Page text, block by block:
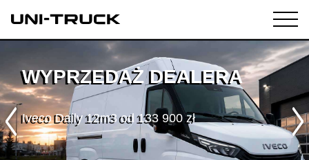
WYPRZEDAŻ DEALERA
Fiat Ducato w leasingu od 101,8%